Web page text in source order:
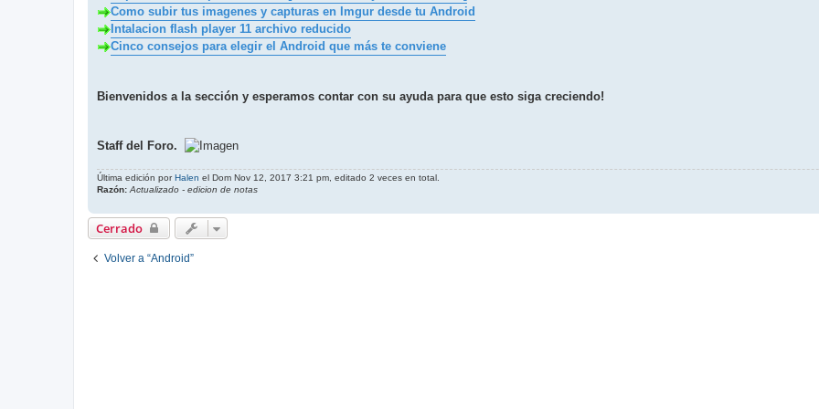
Como subir tus imagenes y capturas en Imgur desde tu Android
Intalacion flash player 11 archivo reducido
Cinco consejos para elegir el Android que más te conviene
Bienvenidos a la sección y esperamos contar con su ayuda para que esto siga creciendo!
Staff del Foro.
Última edición porHalen el Dom Nov 12, 2017 3:21 pm, editado 2 veces en total.
Razón: Actualizado - edicion de notas
Cerrado
Volver a “Android”